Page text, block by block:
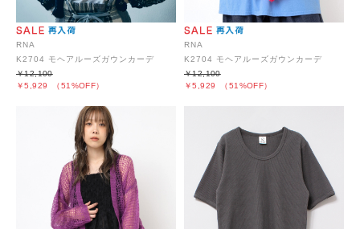
RNA
K2704 モヘアルーズガウンカーデ
￥5,929 （51%OFF）
￥12,100
RNA
K2704 モヘアルーズガウンカーデ
￥5,929 （51%OFF）
￥12,100